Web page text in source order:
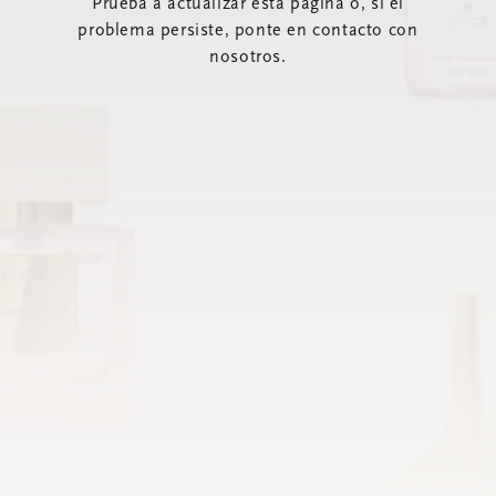
Prueba a actualizar esta página o, si el
problema persiste, ponte en contacto con
nosotros.